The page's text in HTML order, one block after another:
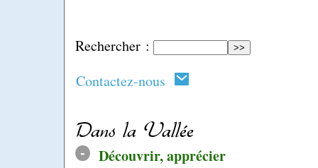
Rechercher :
Contactez-nous
Dans la Vallée
- Découvrir, apprécier